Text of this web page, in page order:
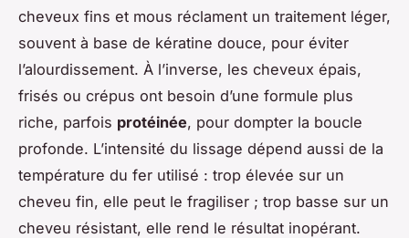
cheveux fins et mous réclament un traitement léger,
souvent à base de kératine douce, pour éviter
l’alourdissement. À l’inverse, les cheveux épais,
frisés ou crépus ont besoin d’une formule plus
riche, parfois protéinée, pour dompter la boucle
profonde. L’intensité du lissage dépend aussi de la
température du fer utilisé : trop élevée sur un
cheveu fin, elle peut le fragiliser ; trop basse sur un
cheveu résistant, elle rend le résultat inopérant.